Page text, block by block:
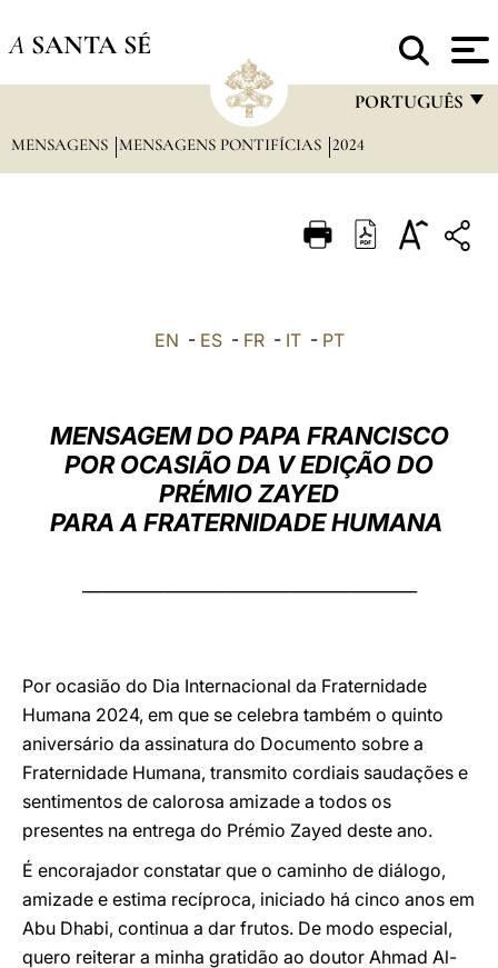
A SANTA SÉ
PORTUGUÊS
FRANÇAIS
ITALIANO
العربيّة
LATINE
MENSAGENS MENSAGENS PONTIFÍCIAS 2024
EN - ES- FR- IT- PT
MENSAGEM DO PAPA FRANCISCO
POR OCASIÃO DA V EDIÇÃO DO
PRÉMIO ZAYED
PARA A FRATERNIDADE HUMANA
Por ocasião do Dia Internacional da Fraternidade
Humana 2024, em que se celebra também o quinto
aniversário da assinatura do Documento sobre a
Fraternidade Humana, transmito cordiais saudações e
sentimentos de calorosa amizade a todos os
presentes na entrega do Prémio Zayed deste ano.
É encorajador constatar que o caminho de diálogo,
amizade e estima recíproca, iniciado há cinco anos em
Abu Dhabi, continua a dar frutos. De modo especial,
quero reiterar a minha gratidão ao doutor Ahmad Al-